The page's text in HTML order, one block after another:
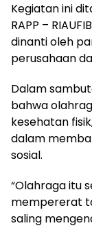
Kegiatan ini
RAPP –
dinanti oleh
perusahaan
Dalam
bahwa
kesehatan
dalam
sosial.
“Olahraga itu
mempererat
saling